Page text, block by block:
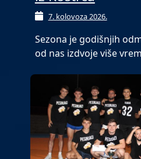
7. kolovoza 2026.
Sezona je godišnjih
od nas izdvoje više